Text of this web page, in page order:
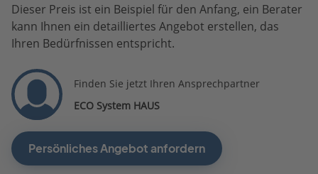
Dieser Preis ist ein Beispiel für den Anfang, ein Berater
kann Ihnen ein detailliertes Angebot erstellen, das
Ihren Bedürfnissen entspricht.
Finden Sie jetzt Ihren Ansprechpartner
ECO System HAUS
Persönliches Angebot anfordern